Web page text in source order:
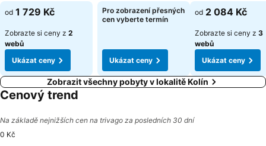
od 1 729 Kč
Zobrazte si ceny z 2
webů
Ukázat ceny
Pro zobrazení přesných
cen vyberte termín
Ukázat ceny
od 2 084 Kč
Zobrazte si ceny z 3
webů
Ukázat ceny
Zobrazit všechny pobyty v lokalitě Kolín
Cenový trend
Na základě nejnižších cen na trivago za posledních 30 dní
0 Kč